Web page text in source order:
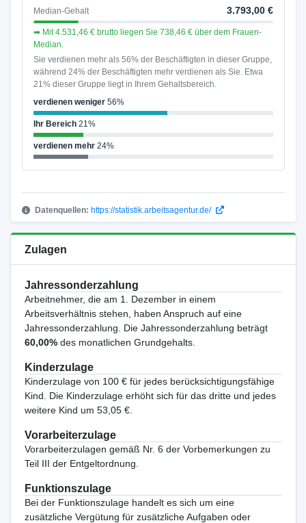
Median-Gehalt 3.793,00 €
➡ Mit 4.531,46 € brutto liegen Sie 738,46 € über dem Frauen-
Median.
Sie verdienen mehr als 56% der Beschäftigten in dieser Gruppe,
während 24% der Beschäftigten mehr verdienen als Sie. Etwa
21% dieser Gruppe liegt in Ihrem Gehaltsbereich.
verdienen weniger56%
Ihr Bereich21%
verdienen mehr24%
Datenquellen: https://statistik.arbeitsagentur.de/
Zulagen
Jahressonderzahlung
Arbeitnehmer, die am 1. Dezember in einem
Arbeitsverhältnis stehen, haben Anspruch auf eine
Jahressonderzahlung. Die Jahressonderzahlung beträgt
60,00%des monatlichen Grundgehalts.
Kinderzulage
Kinderzulage von 100 € für jedes berücksichtigungsfähige
Kind. Die Kinderzulage erhöht sich für das dritte und jedes
weitere Kind um 53,05 €.
Vorarbeiterzulage
Vorarbeiterzulagen gemäß Nr. 6 der Vorbemerkungen zu
Teil III der Entgeltordnung.
Funktionszulage
Bei der Funktionszulage handelt es sich um eine
zusätzliche Vergütung für zusätzliche Aufgaben oder